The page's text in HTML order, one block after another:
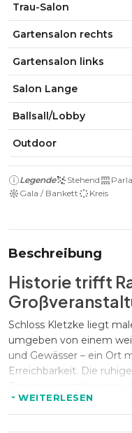
Trau-Salon
Gartensalon rechts
Gartensalon links
Salon Lange
Ballsall/Lobby
Outdoor
Legende Stehend
Gala / Bankett
Kreis
Beschreibung
Historie trifft
Schloss Kletzke liegt
umgeben von einem
und Gewässer – ein Ort
Erreichbarkeit. Die
gängigen Tagungstrubels.
WEITERLESEN